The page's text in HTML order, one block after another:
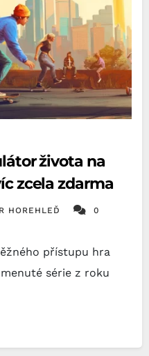
života na
zcela zdarma
HOREHLEĎ 0
přístupu hra
série z roku